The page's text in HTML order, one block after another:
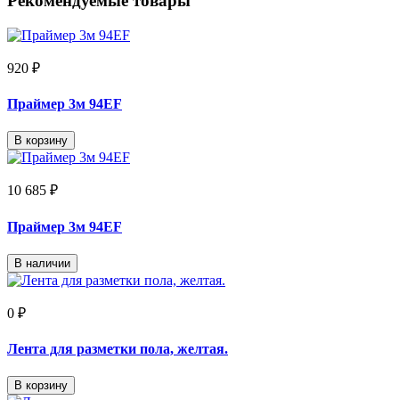
920 ₽
Праймер 3м 94EF
В корзину
10 685 ₽
Праймер 3м 94EF
В наличии
0 ₽
Лента для разметки пола, желтая.
В корзину